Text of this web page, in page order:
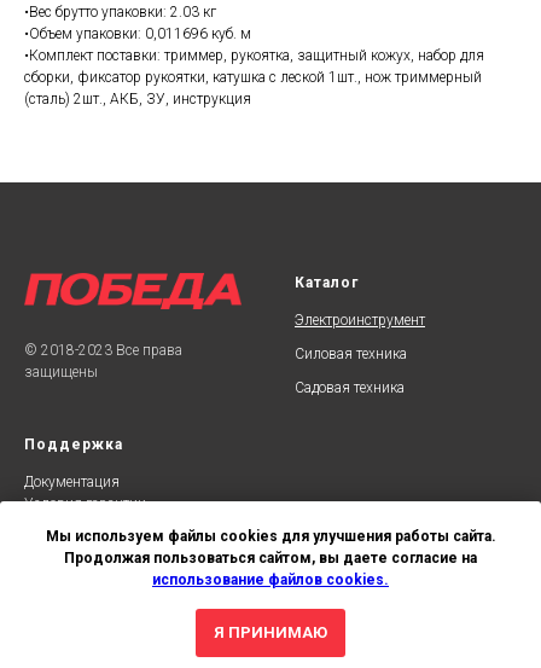
Мы используем файлы cookies для улучшения работы сайта.
Продолжая пользоваться сайтом, вы даете согласие на
использование файлов cookies.
Я ПРИНИМАЮ
•Вес брутто упаковки: 2.03 кг
•Объем упаковки: 0,011696 куб. м
•Комплект поставки: триммер, рукоятка, защитный кожух, набор для
сборки, фиксатор рукоятки, катушка с леской 1шт., нож триммерный
(сталь) 2шт., АКБ, ЗУ, инструкция
© 2018-2023 Все права
защищены
Каталог
Электроинструмент
Силовая техника
Садовая техника
Поддержка
Документация
Условия гарантии